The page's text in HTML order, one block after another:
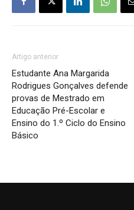
Artigo anterior
Estudante Ana Margarida
Rodrigues Gonçalves defende
provas de Mestrado em
Educação Pré-Escolar e
Ensino do 1.º Ciclo do Ensino
Básico